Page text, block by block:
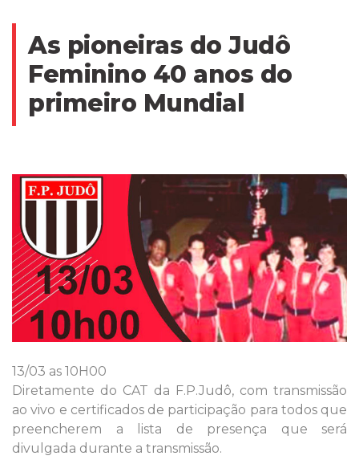
As pioneiras do Judô
Feminino 40 anos do
primeiro Mundial
13/03 as 10H00
Diretamente do CAT da F.P.Judô, com transmissão
ao vivo e certificados de participação para todos que
preencherem a lista de presença que será
divulgada durante a transmissão.